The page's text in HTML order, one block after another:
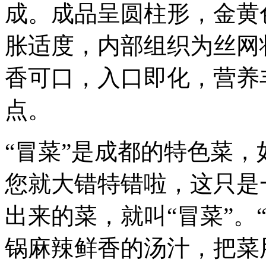
成。成品呈圆柱形，金
胀适度，内部组织为丝
香可口，入口即化，营
点。
“冒菜”是成都的特色菜
您就大错特错啦，这只
出来的菜，就叫“冒菜”
锅麻辣鲜香的汤汁，把